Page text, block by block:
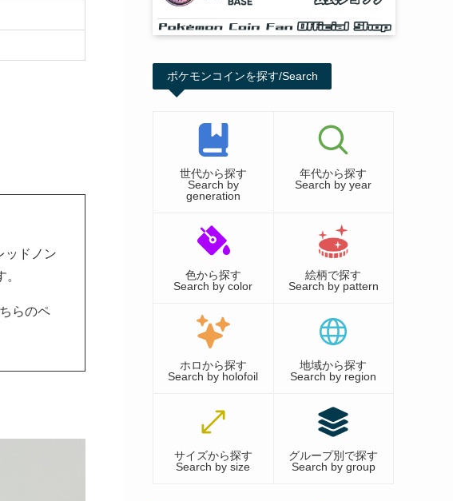
ッドノン
らのペ
ポケモンコインを探す/Search
世代から探す
Search by
generation
年代から探す
Search by year
色から探す
Search by color
絵柄で探す
Search by pattern
ホロから探す
Search by holofoil
地域から探す
Search by region
サイズから探す
Search by size
グループ別で探す
Search by group